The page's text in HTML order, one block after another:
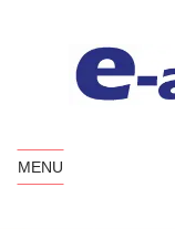
MENU